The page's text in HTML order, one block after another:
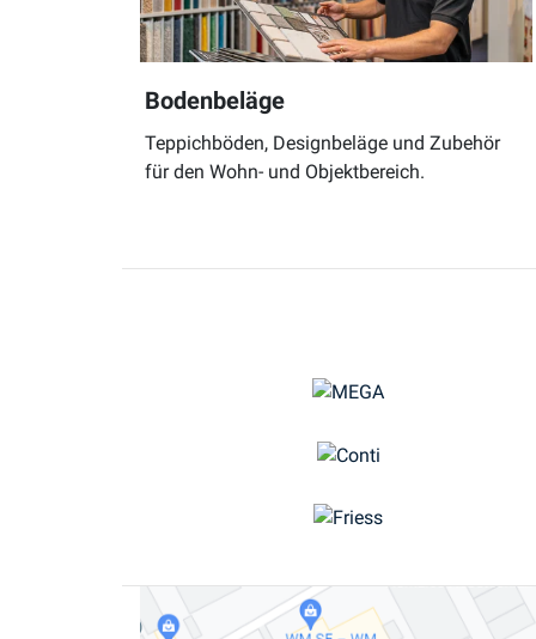
Bodenbeläge
Teppichböden, Designbeläge und Zubehör
für den Wohn- und Objektbereich.